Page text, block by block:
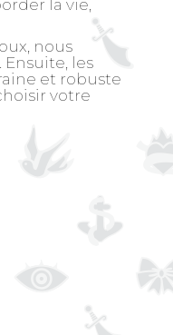
la vie,
nous
les
et robuste
votre